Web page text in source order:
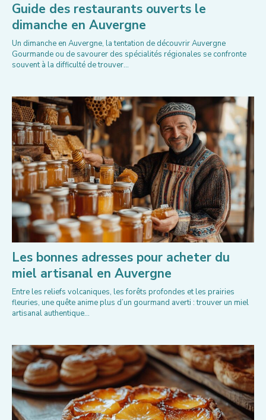
Guide des restaurants ouverts le
dimanche en Auvergne
Un dimanche en Auvergne, la tentation de découvrir Auvergne
Gourmande ou de savourer des spécialités régionales se confronte
souvent à la difficulté de trouver...
Les bonnes adresses pour acheter du
miel artisanal en Auvergne
Entre les reliefs volcaniques, les forêts profondes et les prairies
fleuries, une quête anime plus d’un gourmand averti : trouver un miel
artisanal authentique...